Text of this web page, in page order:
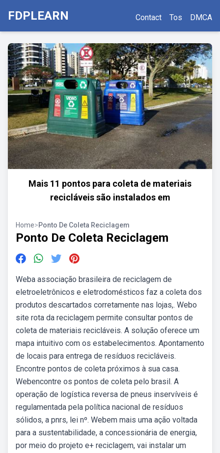
FDPLEARN Contact Tos DMCA
Mais 11 pontos para coleta de materiais
recicláveis são instalados em
Home>Ponto De Coleta Reciclagem
Ponto De Coleta Reciclagem
Weba associação brasileira de reciclagem de
eletroeletrônicos e eletrodomésticos faz a coleta dos
produtos descartados corretamente nas lojas,. Webo
site rota da reciclagem permite consultar pontos de
coleta de materiais recicláveis. A solução oferece um
mapa intuitivo com os estabelecimentos. Apontamento
de locais para entrega de resíduos recicláveis.
Encontre pontos de coleta próximos à sua casa.
Webencontre os pontos de coleta pelo brasil. A
operação de logística reversa de pneus inservíveis é
regulamentada pela política nacional de resíduos
sólidos, a pnrs, lei nº. Webem mais uma ação voltada
para a sustentabilidade, a concessionária de energia,
por meio do projeto e+ reciclagem, vai instalar um